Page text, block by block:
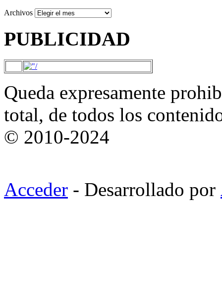
Archivos
PUBLICIDAD
Queda expresamente
total, de todos los
© 2010-2024
Acceder - Desarrollado por